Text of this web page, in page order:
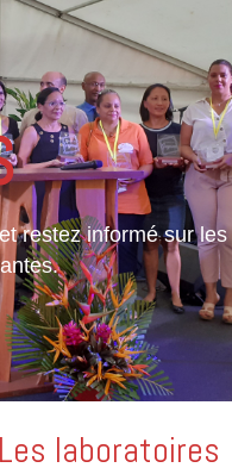
restez informé sur les
laboratoires